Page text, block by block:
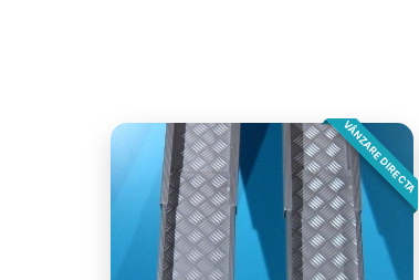
VÂNZARE DIRECTA